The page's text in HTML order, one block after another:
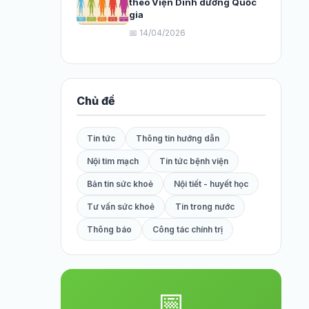
gia
📅 14/04/2026
Chủ đề
Tin tức Thông tin hướng dẫn
Nội tim mạch Tin tức bệnh viện
Bản tin sức khoẻ Nội tiết - huyết học
Tư vấn sức khoẻ Tin trong nước
Thông báo Công tác chính trị
📅